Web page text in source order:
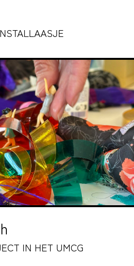
IN HET UMCG